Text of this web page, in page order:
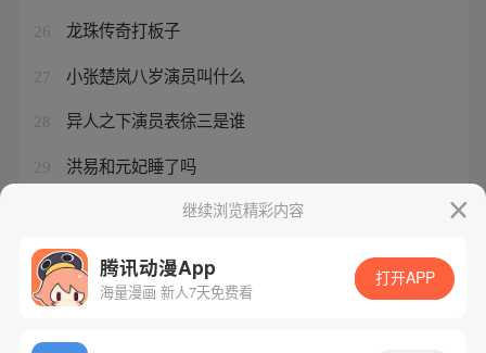
26 龙珠传奇打板子
27 小张楚岚八岁演员叫什么
28 异人之下演员表徐三是谁
29 洪易和元妃睡了吗
酒色财气四使者实力继续浏览精彩内容
腾讯动漫App
海量漫画 新人7天免费看
打开APP